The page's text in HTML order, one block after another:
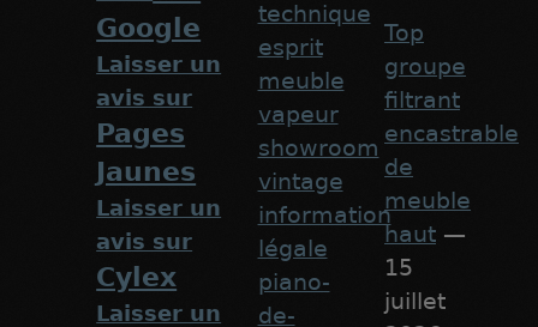
Google
Laisser un
avis sur
Pages
Jaunes
Laisser un
avis sur
Cylex
Laisser un
technique
esprit
meuble
vapeur
showroom
vintage
information
légale
piano-
de-
Top
groupe
filtrant
encastrable
de
meuble
haut —
15
juillet